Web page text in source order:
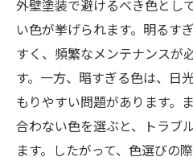
外壁塗装業者選び
外壁塗装をしないとど
外壁塗装しないと
外壁塗装を怠ると
外壁塗装しないこ
外壁塗装しないと
外壁塗装で避けるべき色とし
い色が挙げられます。明るす
すく、頻繁なメンテナンスが
す。一方、暗すぎる色は、日
もりやすい問題があります。
合わない色を選ぶと、トラブ
ます。したがって、色選びの